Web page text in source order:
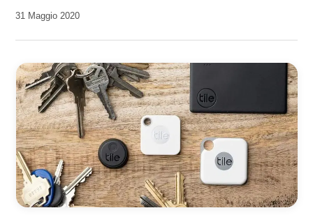
da
31 Maggio 2020